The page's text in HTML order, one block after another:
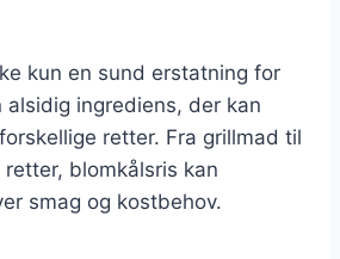
kun en sund erstatning for
alsidig ingrediens, der kan
retter. Fra grillmad til
blomkålsris kan
smag og kostbehov.